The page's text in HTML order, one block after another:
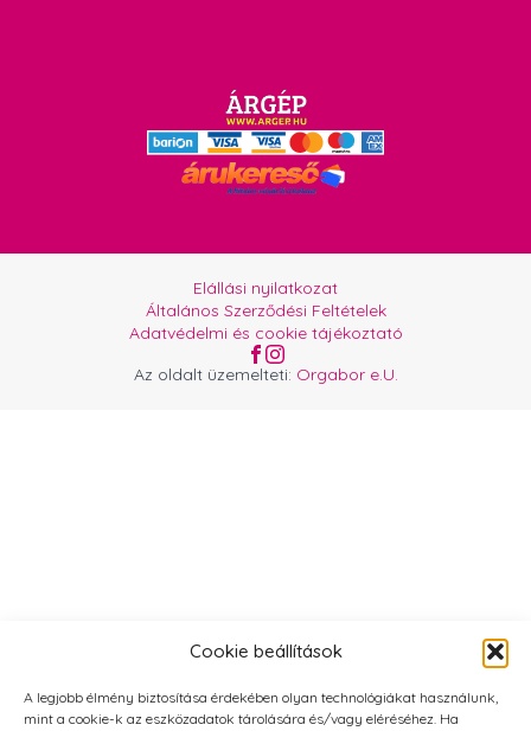
Cookie beállítások
A legjobb élmény biztosítása érdekében olyan technológiákat használunk,
mint a cookie-k az eszközadatok tárolására és/vagy eléréséhez. Ha
Az oldalt üzemelteti: Orgabor e.U.
Elállási nyilatkozat
Általános Szerződési Feltételek
Adatvédelmi és cookie tájékoztató